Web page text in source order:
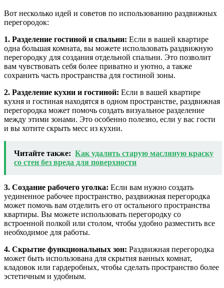
Вот несколько идей и советов по использованию раздвижных
перегородок:
1. Разделение гостиной и спальни: Если в вашей квартире
одна большая комната, вы можете использовать раздвижную
перегородку для создания отдельной спальни. Это позволит
вам чувствовать себя более приватно и уютно, а также
сохранить часть пространства для гостиной зоны.
2. Разделение кухни и гостиной: Если в вашей квартире
кухня и гостиная находятся в одном пространстве, раздвижная
перегородка может помочь создать визуальное разделение
между этими зонами. Это особенно полезно, если у вас гости
и вы хотите скрыть месс из кухни.
Читайте также: Как удалить старую масляную краску
со стен без вреда для поверхности
3. Создание рабочего уголка: Если вам нужно создать
уединенное рабочее пространство, раздвижная перегородка
может помочь вам отделить его от остального пространства
квартиры. Вы можете использовать перегородку со
встроенной полкой или столом, чтобы удобно разместить все
необходимое для работы.
4. Скрытие функциональных зон: Раздвижная перегородка
может быть использована для скрытия ванных комнат,
кладовок или гардеробных, чтобы сделать пространство более
эстетичным и удобным.